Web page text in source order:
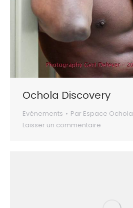
Ochola Discovery
Evénements Par Espace Ochola
Laisser un commentaire